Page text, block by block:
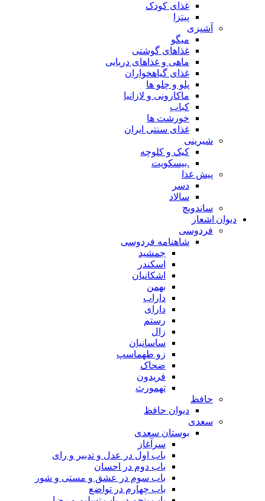
غذای کودک
پیتزا
آشپزی
میگو
غذاهای گوشتی
ماهی و غذاهای دریایی
غذای گیاهخواران
پلو و چلو ها
ماکارونی و لازانیا
کباب
خورشت ها
غذای سنتی ایران
شیرینی
کیک و کلوچه
.بیسکویت
پیش غذا
دسر
سالاد
ساندویچ
دیوان اشعار
فردوسی
شاهنامه فردوسی
جمشید
اسکندر
اشکانیان
بهمن
داراب
دارای
رستم
زال
ساسانیان
زو طهماسپ‏
ضحاک
فریدون
تهمورث
حافظ
دیوان حافظ
سعدی
بوستان سعدی
سرآغاز
باب اول در عدل و تدبیر و رای
باب دوم در احسان
باب سوم در عشق و مستی و شور
باب چهارم در تواضع